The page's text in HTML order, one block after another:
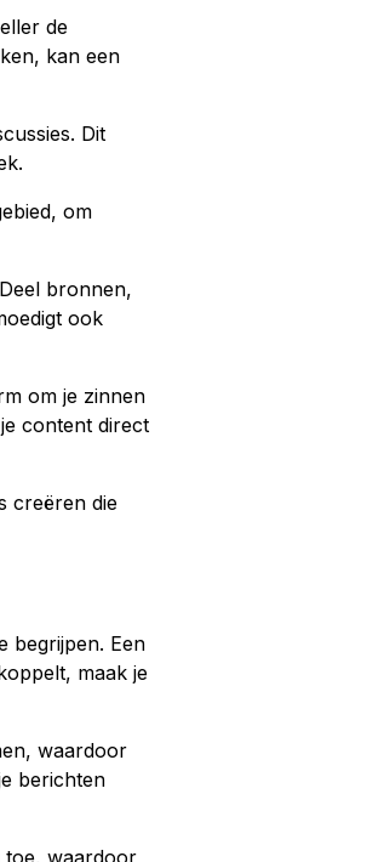
de
kan een
Dit
om
bronnen,
ook
om je zinnen
content direct
creëren die
begrijpen. Een
maak je
waardoor
berichten